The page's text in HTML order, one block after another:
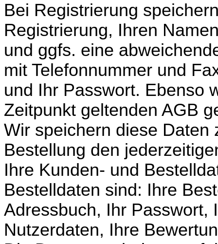
Bei Registrierung
Registrierung, Ihren
und ggfs. eine
mit Telefonnummer und
und Ihr Passwort. Ebenso
Zeitpunkt geltenden AGB
Wir speichern diese Daten
Bestellung den
Ihre Kunden- und
Bestelldaten sind: Ihre
Adressbuch, Ihr Passwort,
Nutzerdaten, Ihre